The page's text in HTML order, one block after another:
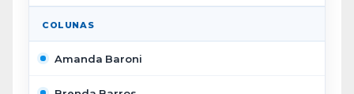
COLUNAS
Amanda Baroni